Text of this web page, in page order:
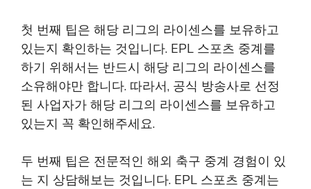
첫 번째 팁은 해당 리그의 라이센스를 보유하고
있는지 확인하는 것입니다. EPL 스포츠 중계를
하기 위해서는 반드시 해당 리그의 라이센스를
소유해야만 합니다. 따라서, 공식 방송사로 선정
된 사업자가 해당 리그의 라이센스를 보유하고
있는지 꼭 확인해주세요.
두 번째 팁은 전문적인 해외 축구 중계 경험이 있
는 지 상담해보는 것입니다. EPL 스포츠 중계는